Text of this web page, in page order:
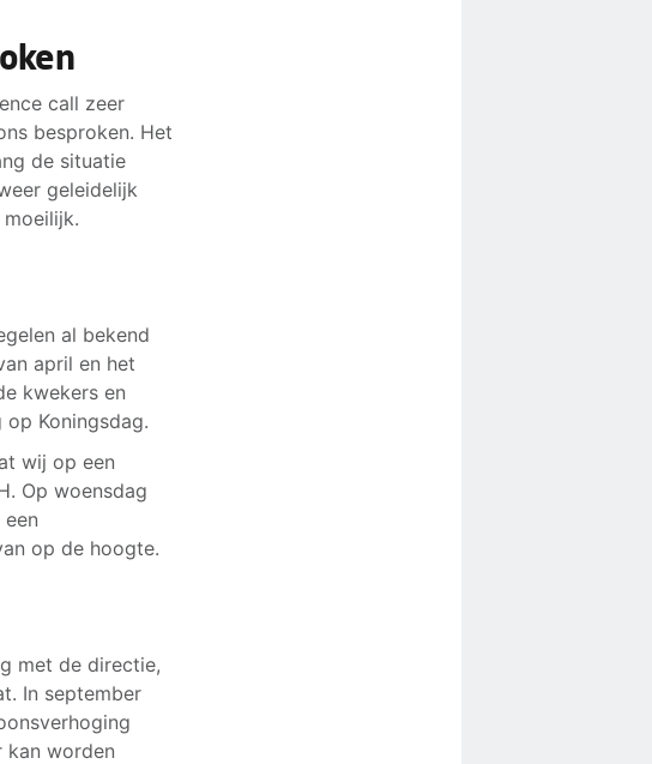
call zeer
besproken. Het
de situatie
geleidelijk
al bekend
april en het
kwekers en
Koningsdag.
wij op een
Op woensdag
op de hoogte.
met de directie,
In september
kan worden